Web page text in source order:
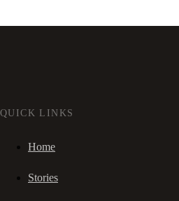
QUICK LINKS
Home
Stories